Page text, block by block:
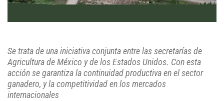
Se trata de una iniciativa conjunta entre las secretarías de
Agricultura de México y de los Estados Unidos. Con esta
acción se garantiza la continuidad productiva en el sector
ganadero, y la competitividad en los mercados
internacionales